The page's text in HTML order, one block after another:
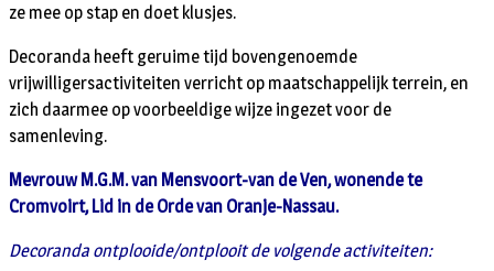
ze mee op stap en doet klusjes.
Decoranda heeft geruime tijd bovengenoemde
vrijwilligersactiviteiten verricht op maatschappelijk terrein, en
zich daarmee op voorbeeldige wijze ingezet voor de
samenleving.
Mevrouw M.G.M. van Mensvoort-van de Ven, wonende te
Cromvoirt, Lid in de Orde van Oranje-Nassau.
Decoranda ontplooide/ontplooit de volgende activiteiten: